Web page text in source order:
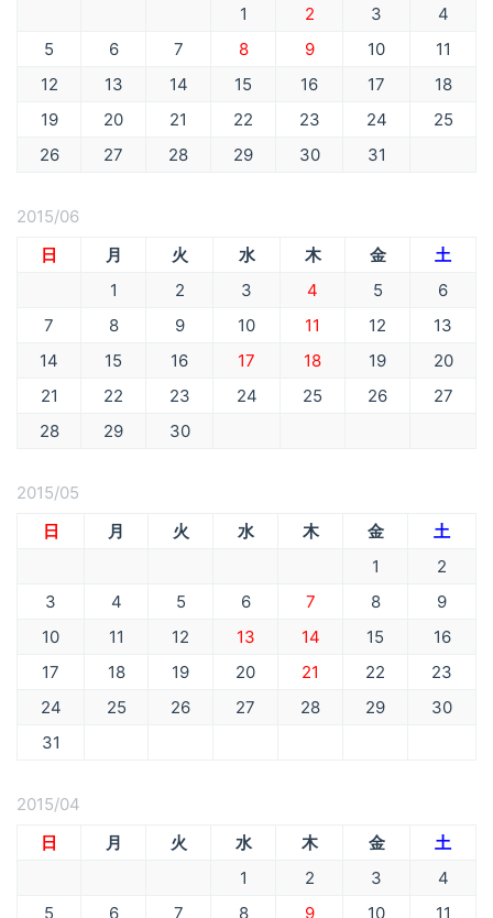
1
2 3
4
5
6 7 8 9 10
11
12
13 14 15 16 17
18
19
20 21 22 23 24
25
26
27 28 29 30 31
2015/06
日
月 火 水 木 金
土
1
2 3 4 5
6
7
8 9 10 11 12
13
14
15 16 17 18 19
20
21
22 23 24 25 26
27
28
29 30
2015/05
日
月 火 水 木 金
土
1
2
3
4 5 6 7 8
9
10
11 12 13 14 15
16
17
18 19 20 21 22
23
24
25 26 27 28 29
30
31
2015/04
日
月 火 水 木 金
土
1
2 3
4
5
6 7 8 9 10 11